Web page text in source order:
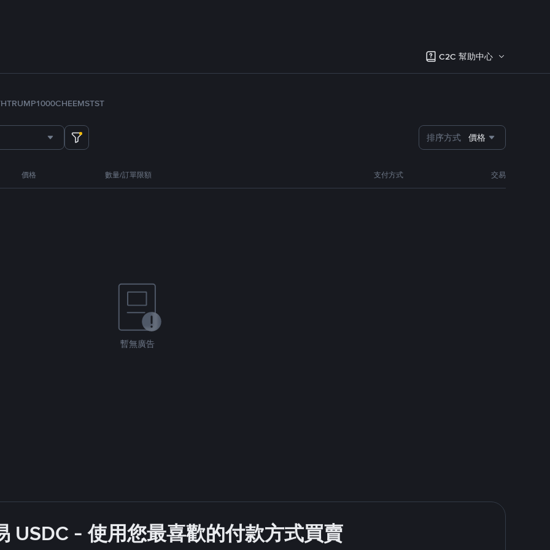
C2C 幫助中心
TRUMP1000CHEEMSTST
排序方式 價格
價格 數量/訂單限額 支付方式 交易
暫無廣告
USDC - 使用您最喜歡的付款方式買賣